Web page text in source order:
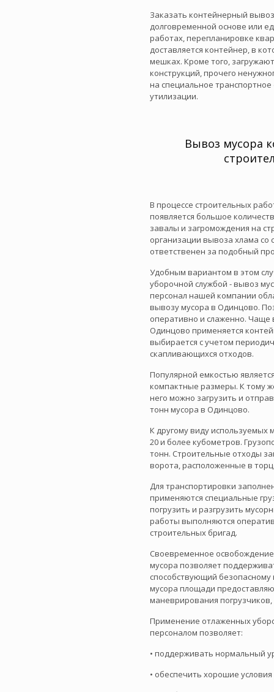
Заказать контейнерный
долговременной основе или
работах, перепланировке
доставляется контейнер, в
мешках. Кроме того,
конструкций, прочего
на специальное транспортное
утилизации.
Вывоз мусора
В процессе строительных
появляется большое
завалы и загромождения на
организации вывоза хлама со
ответственен за подобный
Удобным вариантом в этом
уборочной службой - вывоз
персонал нашей компании
вывозу мусора в Одинцово.
оперативно и слаженно. Чаще
Одинцово применяется
выбирается с учетом
скапливающихся отходов.
Популярной емкостью
компактные размеры. К тому
него можно загрузить и
тонн мусора в Одинцово.
К другому виду используемых
20 и более кубометров.
тонн. Строительные отходы
ворота, расположенные в
Для транспортировки
применяются специальные
погрузить и разгрузить
работы выполняются
строительных бригад.
Своевременное
мусора позволяет
способствующий
мусора площади
маневрирования
Применение отлаженных
персоналом позволяет:
• поддерживать нормальный
• обеспечить хорошие